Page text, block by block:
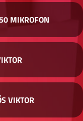
MIKROFON
VIKTOR